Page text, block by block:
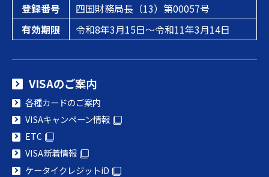
登録番号
四国財務局長（13）第00057号
有効期限
令和8年3月15日～令和11年3月14日
VISAのご案内
各種カードのご案内
VISAキャンペーン情報
ETC
VISA新着情報
ケータイクレジットiD